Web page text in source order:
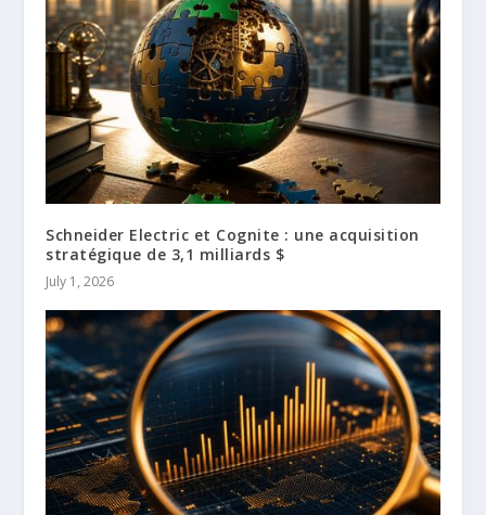
Schneider Electric et Cognite : une acquisition
stratégique de 3,1 milliards $
July 1, 2026